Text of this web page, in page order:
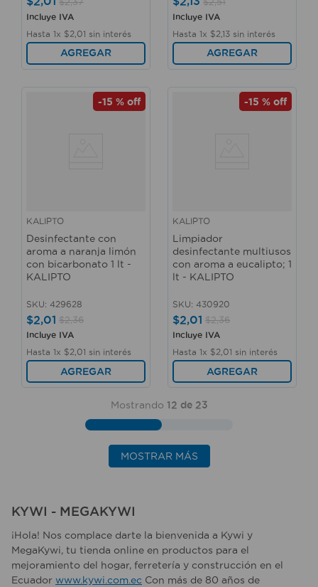
Incluye IVA
Hasta 1x $2 01 sin interés
AGREGAR
Incluye IVA
Hasta 1x $213 sin interés
AGREGAR
-15 % off
KALIPTO
Desinfectante con
aroma a naranja limón
con bicarbonato 1 lt -
KALIPTO
SKU: 429628
$2,01 $2,36
Incluye IVA
Hasta 1x $2 01 sin interés
AGREGAR
-15 % off
KALIPTO
Limpiador
desinfectante multiusos
con aroma a eucalipto; 1
lt - KALIPTO
SKU: 430920
$2,01 $2,36
Incluye IVA
Hasta 1x $2 01 sin interés
AGREGAR
Mostrando 12 de 23
MOSTRAR MÁS
KYWI - MEGAKYWI
¡Hola! Nos complace darte la bienvenida a Kywi y
MegaKywi, tu tienda online en productos para el
mejoramiento del hogar, ferretería y construcción en el
Ecuador www.kywi.com.ec Con más de 80 años de